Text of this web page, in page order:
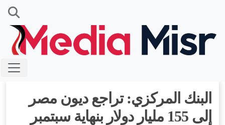
البنك المركزي: تراجع ديون مصر
إلى 155 مليار دولار بنهاية سبتمبر